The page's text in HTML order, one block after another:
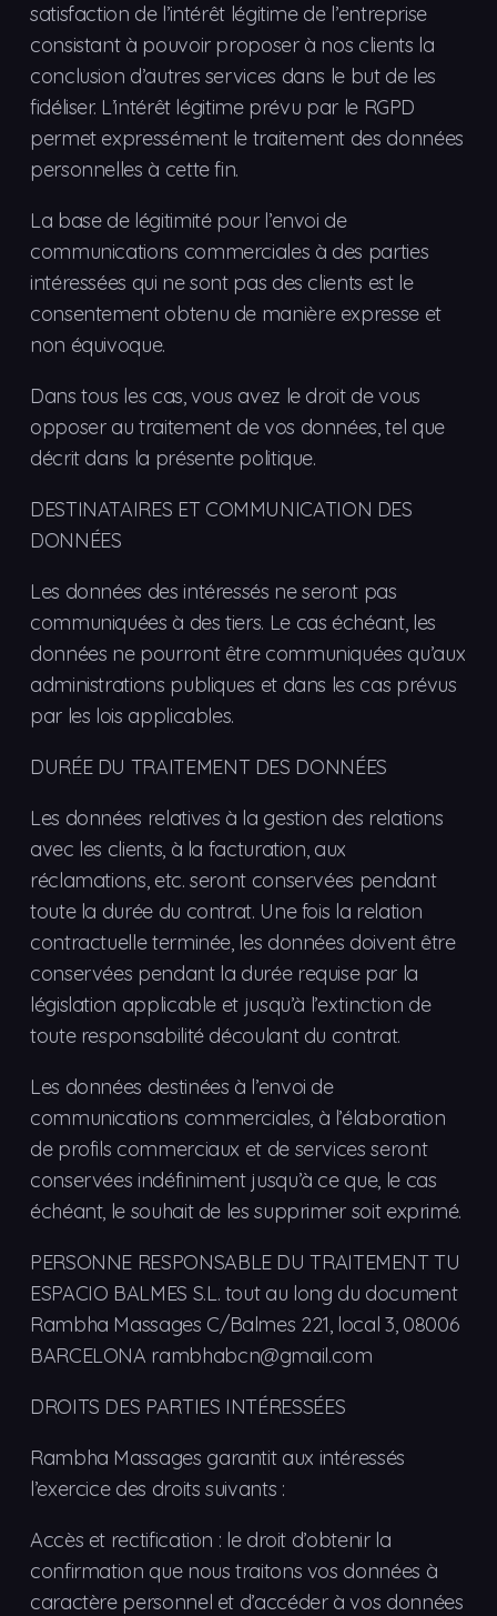
satisfaction de l’intérêt légitime de l’entreprise
consistant à pouvoir proposer à nos clients la
conclusion d’autres services dans le but de les
fidéliser. L’intérêt légitime prévu par le RGPD
permet expressément le traitement des données
personnelles à cette fin.
La base de légitimité pour l’envoi de
communications commerciales à des parties
intéressées qui ne sont pas des clients est le
consentement obtenu de manière expresse et
non équivoque.
Dans tous les cas, vous avez le droit de vous
opposer au traitement de vos données, tel que
décrit dans la présente politique.
DESTINATAIRES ET COMMUNICATION DES
DONNÉES
Les données des intéressés ne seront pas
communiquées à des tiers. Le cas échéant, les
données ne pourront être communiquées qu’aux
administrations publiques et dans les cas prévus
par les lois applicables.
DURÉE DU TRAITEMENT DES DONNÉES
Les données relatives à la gestion des relations
avec les clients, à la facturation, aux
réclamations, etc. seront conservées pendant
toute la durée du contrat. Une fois la relation
contractuelle terminée, les données doivent être
conservées pendant la durée requise par la
législation applicable et jusqu’à l’extinction de
toute responsabilité découlant du contrat.
Les données destinées à l’envoi de
communications commerciales, à l’élaboration
de profils commerciaux et de services seront
conservées indéfiniment jusqu’à ce que, le cas
échéant, le souhait de les supprimer soit exprimé.
PERSONNE RESPONSABLE DU TRAITEMENT TU
ESPACIO BALMES S.L. tout au long du document
Rambha Massages C/Balmes 221, local 3, 08006
BARCELONA rambhabcn@gmail.com
DROITS DES PARTIES INTÉRESSÉES
Rambha Massages garantit aux intéressés
l’exercice des droits suivants :
Accès et rectification : le droit d’obtenir la
confirmation que nous traitons vos données à
caractère personnel et d’accéder à vos données